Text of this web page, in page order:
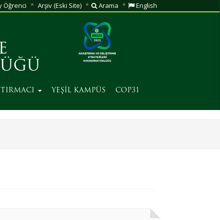
Öğrenci Arşiv (Eski Site) Arama English
YEŞİL KAMPÜS COP31